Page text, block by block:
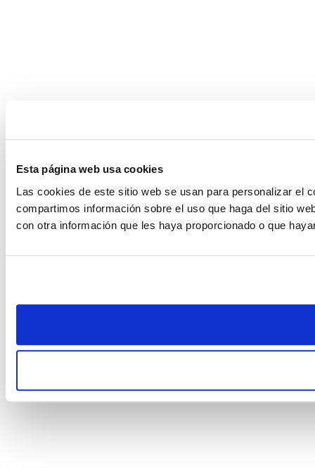
Esta página web usa cookies
Las cookies de este sitio web se usan para personalizar el
compartimos información sobre el uso que haga del sitio
con otra información que les haya proporcionado o que